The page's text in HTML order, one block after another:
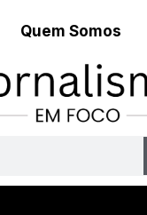
Quem Somos